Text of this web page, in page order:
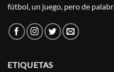
fútbol, un juego, pero de
ETIQUETAS